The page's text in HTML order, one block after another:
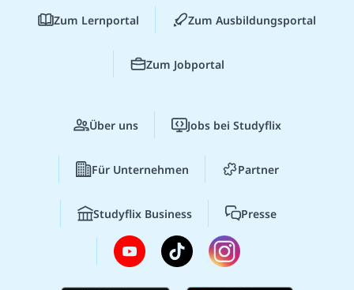
Zum Lernportal Zum Ausbildungsportal
Zum Jobportal
Über uns Jobs bei Studyflix
Für Unternehmen Partner
Studyflix Business Presse